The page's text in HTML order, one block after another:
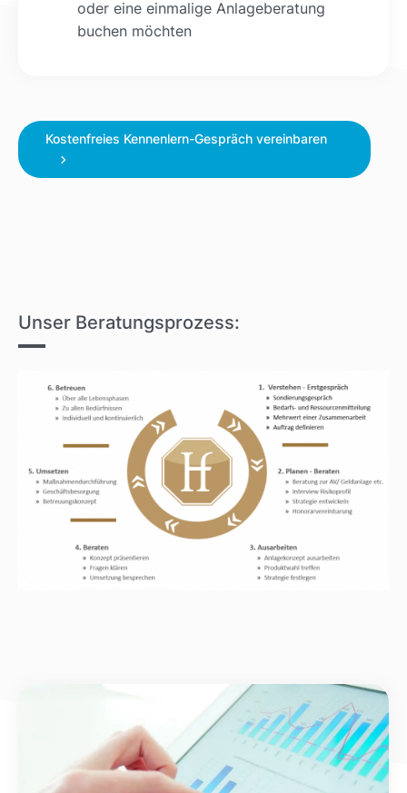
oder eine einmalige Anlageberatung
buchen möchten
Kostenfreies Kennenlern-Gespräch vereinbaren
Unser Beratungsprozess: